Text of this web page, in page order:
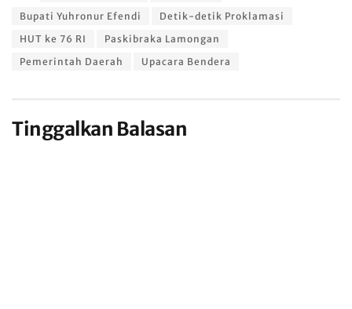
Bupati Yuhronur Efendi
Detik-detik Proklamasi
HUT ke 76 RI
Paskibraka Lamongan
Pemerintah Daerah
Upacara Bendera
Tinggalkan Balasan